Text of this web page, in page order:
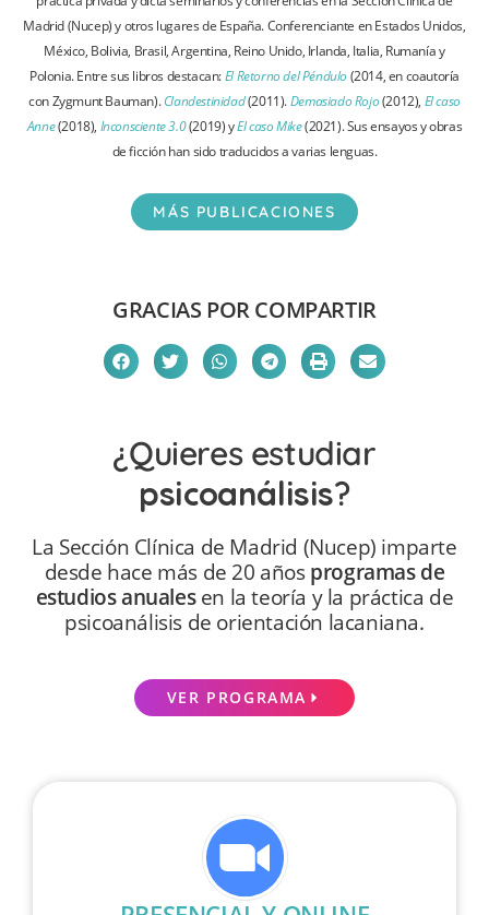
Madrid (Nucep) y otros lugares de España. Conferenciante en Estados Unidos,
México, Bolivia, Brasil, Argentina, Reino Unido, Irlanda, Italia, Rumanía y
Polonia. Entre sus libros destacan:El Retorno del Péndulo(2014, en coautoría
con Zygmunt Bauman).Clandestinidad(2011).Demasiado Rojo(2012), El caso
Anne(2018), Inconsciente 3.0(2019) yEl caso Mike(2021). Sus ensayos y obras
de ficción han sido traducidos a varias lenguas.
MÁS PUBLICACIONES
GRACIAS POR COMPARTIR
¿Quieres estudiar
psicoanálisis?
La Sección Clínica de Madrid (Nucep) imparte
desde hace más de 20 añosprogramas de
estudios anualesen la teoría y la práctica de
psicoanálisis de orientación lacaniana.
VER PROGRAMA